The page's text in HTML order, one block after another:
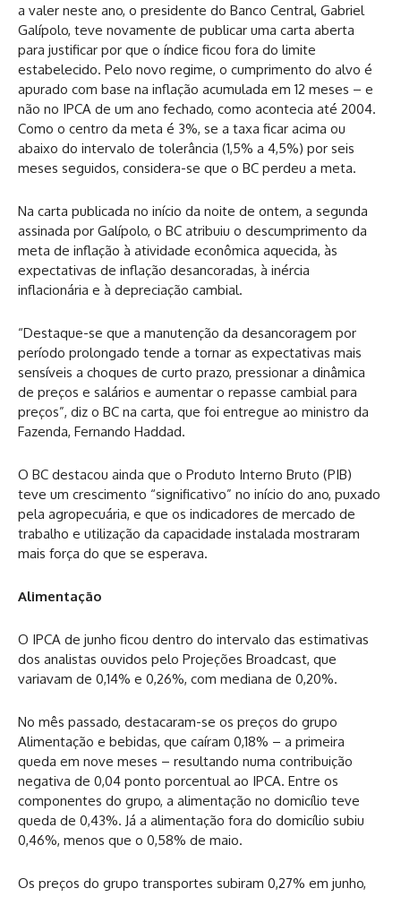
a valer neste ano, o presidente do Banco Central, Gabriel
Galípolo, teve novamente de publicar uma carta aberta
para justificar por que o índice ficou fora do limite
estabelecido. Pelo novo regime, o cumprimento do alvo é
apurado com base na inflação acumulada em 12 meses – e
não no IPCA de um ano fechado, como acontecia até 2004.
Como o centro da meta é 3%, se a taxa ficar acima ou
abaixo do intervalo de tolerância (1,5% a 4,5%) por seis
meses seguidos, considera-se que o BC perdeu a meta.
Na carta publicada no início da noite de ontem, a segunda
assinada por Galípolo, o BC atribuiu o descumprimento da
meta de inflação à atividade econômica aquecida, às
expectativas de inflação desancoradas, à inércia
inflacionária e à depreciação cambial.
“Destaque-se que a manutenção da desancoragem por
período prolongado tende a tornar as expectativas mais
sensíveis a choques de curto prazo, pressionar a dinâmica
de preços e salários e aumentar o repasse cambial para
preços”, diz o BC na carta, que foi entregue ao ministro da
Fazenda, Fernando Haddad.
O BC destacou ainda que o Produto Interno Bruto (PIB)
teve um crescimento “significativo” no início do ano, puxado
pela agropecuária, e que os indicadores de mercado de
trabalho e utilização da capacidade instalada mostraram
mais força do que se esperava.
Alimentação
O IPCA de junho ficou dentro do intervalo das estimativas
dos analistas ouvidos pelo Projeções Broadcast, que
variavam de 0,14% e 0,26%, com mediana de 0,20%.
No mês passado, destacaram-se os preços do grupo
Alimentação e bebidas, que caíram 0,18% – a primeira
queda em nove meses – resultando numa contribuição
negativa de 0,04 ponto porcentual ao IPCA. Entre os
componentes do grupo, a alimentação no domicílio teve
queda de 0,43%. Já a alimentação fora do domicílio subiu
0,46%, menos que o 0,58% de maio.
Os preços do grupo transportes subiram 0,27% em junho,